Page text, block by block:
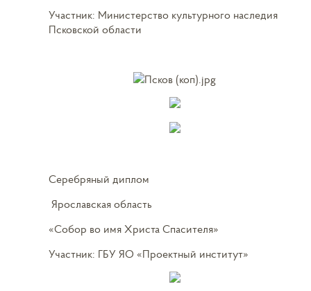
Участник: Министерство культурного наследия
Псковской области
Серебряный диплом
Ярославская область
«Собор во имя Христа Спасителя»
Участник: ГБУ ЯО «Проектный институт»